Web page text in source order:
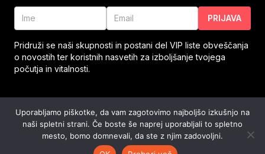
Pridruži se naši skupnosti in postani del VIP liste obveščanja
o novostih ter koristnih nasvetih za izboljšanje tvojega
počutja in vitalnosti.
PRIJAVA
© CENTER GIBANJA 2023 / POGOJI POSLOVANJA /
CENTER GIBANJA, Kidričeva cesta 2b, Velenje / +386 51
803 050
Uporabljamo piškotke, da vam zagotovimo najboljšo izkušnjo na
naši spletni strani. Če boste še naprej uporabljali to spletno
mesto, bomo domnevali, da ste z njim zadovoljni.